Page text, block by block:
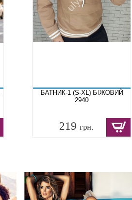
БАТНИК-1 (S-XL) БІЖОВИЙ
2940
219 грн.